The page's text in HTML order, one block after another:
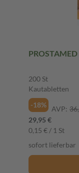
200 St
Kautabletten
-18%
AVP:
29,95 €
0,15 € / 1 St
sofort lieferbar